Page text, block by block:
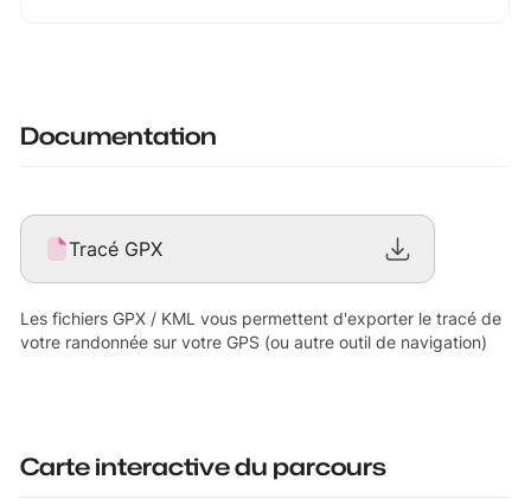
Documentation
Tracé GPX
Les fichiers GPX / KML vous permettent d'exporter le tracé de
votre randonnée sur votre GPS (ou autre outil de navigation)
Carte interactive du parcours